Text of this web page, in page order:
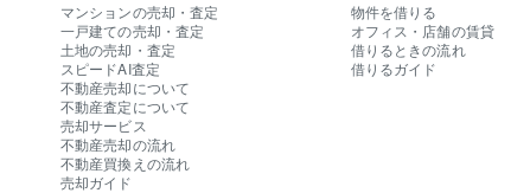
マンションの売却・査定
一戸建ての売却・査定
土地の売却・査定
スピードAI査定
不動産売却について
不動産査定について
売却サービス
不動産売却の流れ
不動産買換えの流れ
売却ガイド
物件を借りる
オフィス・店舗の賃貸
借りるときの流れ
借りるガイド